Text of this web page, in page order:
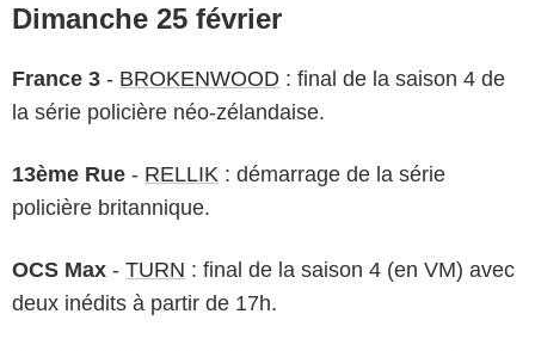
Dimanche 25 février
France 3 - BROKENWOOD : final de la saison 4 de
la série policière néo-zélandaise.
13ème Rue - RELLIK : démarrage de la série
policière britannique.
OCS Max - TURN : final de la saison 4 (en VM) avec
deux inédits à partir de 17h.